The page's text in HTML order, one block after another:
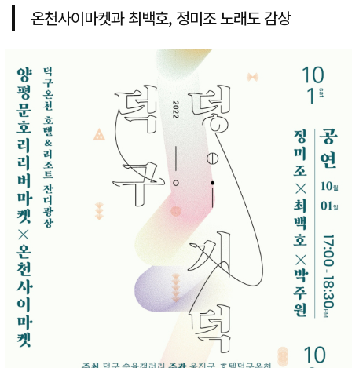
온천사이마켓과 최백호, 정미조 노래도 감상